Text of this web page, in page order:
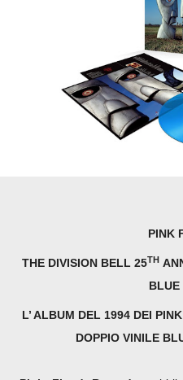
PINK
THE DIVISION BELL 25TH
BLUE
L’ ALBUM DEL 1994 DEI
DOPPIO VINILE